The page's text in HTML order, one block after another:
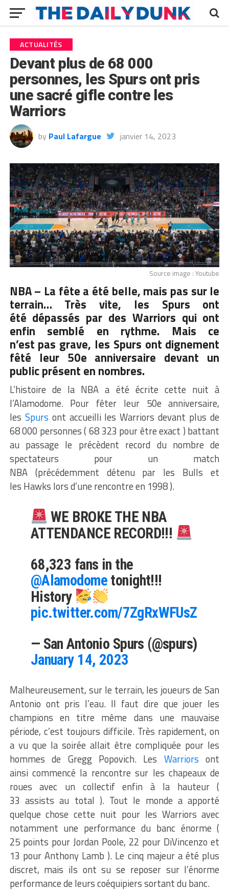
ACTUALITÉS
Devant plus de 68 000
personnes, les Spurs ont pris
une sacré gifle contre les
Warriors
by Paul Lafargue janvier 14, 2023
Source image : Youtube
NBA – La fête a été belle, mais pas sur le
terrain… Très vite, les Spurs ont
été dépassés par des Warriors qui ont
enfin semblé en rythme. Mais ce
n’est pas grave, les Spurs ont dignement
fêté leur 50e anniversaire devant un
public présent en nombres.
L’histoire de la NBA a été écrite cette nuit à
l’Alamodome.Pour fêter leur 50e anniversaire,
les Spurs ont accueilli lesWarriors devant plus de
68 000 personnes( 68323 pour êtreexact ) battant
au passage le précèdent record du nombre de
spectateurs pour un match
NBA (précédemment détenu par les Bulls et
les Hawks lors d’une rencontre en 1998 ).
WE BROKE THE NBA
ATTENDANCE RECORD!!!
68,323 fans in the
@Alamodometonight!!!
History
pic.twitter.com/7ZgRxWFUsZ
— San Antonio Spurs (@spurs)
January 14, 2023
Malheureusement, sur le terrain, les joueurs deSan
Antonio ont pris l’eau. Il faut dire que jouer les
champions en titre même dans une mauvaise
période, c’est toujours difficile.Très rapidement, on
a vu que la soirée allait être compliquée pour les
hommes de Gregg Popovich. Les Warriors ont
ainsi commencé la rencontre sur les chapeaux de
roues avec un collectif enfin à la hauteur(
33 assists au total ).Tout le monde a apporté
quelque chose cette nuit pour les Warriors avec
notamment une performance du banc énorme(
25points pour Jordan Poole, 22 pour DiVincenzo et
13 pour Anthony Lamb ). Le cinq majeur a été plus
discret, mais ils ont su se reposer sur l’énorme
performance de leurs coéquipiers sortant du banc.